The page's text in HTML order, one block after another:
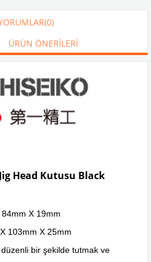
(0)
ÜRÜN ÖNERILERI
Head Kutusu Black
X 19mm
103mm X 25mm
bir şekilde tutmak ve